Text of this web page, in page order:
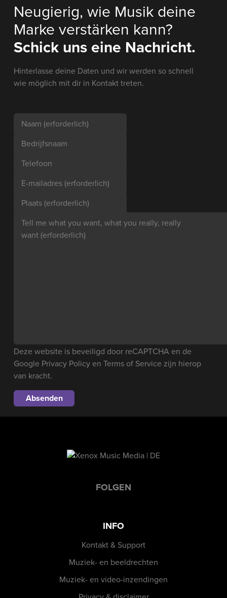
Neugierig, wie Musik deine
Marke verstärken kann?
Schick uns eine Nachricht.
Hinterlasse deine Daten und wir werden so schnell
wie möglich mit dir in Kontakt treten.
Naam (erforderlich)
Bedrijfsnaam
Telefoon
E-mailadres (erforderlich)
Plaats (erforderlich)
Tell me what you want, what you really, really
want (erforderlich)
Deze website is beveiligd door reCAPTCHA en de
Google Privacy Policy en Terms of Service zijn hierop
van kracht.
FOLGEN
INFO
Kontakt & Support
Muziek- en beeldrechten
Muziek- en video-inzendingen